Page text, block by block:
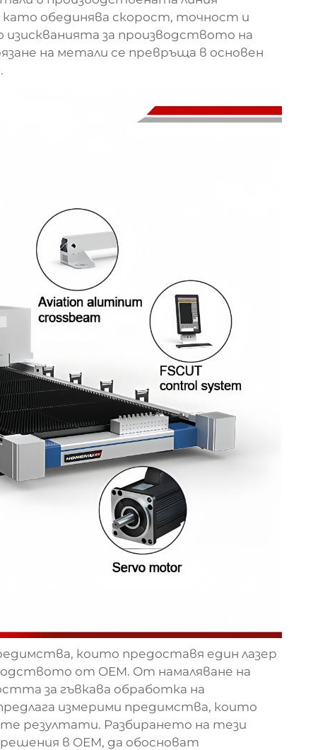
обединява скорост, точност и
за производството на
на метали се превръща в основен
които предоставя един лазер
от OEM. От намаляване на
за гъвкава обработка на
измерими предимства, които
резултати. Разбирането на тези
в OEM, да обосноват